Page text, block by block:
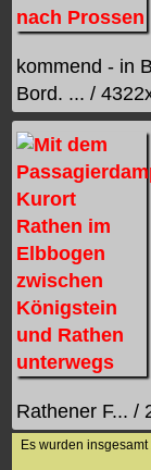
kommend - in
Bord. ... /
Rathener F... /
Es wurden insgesamt